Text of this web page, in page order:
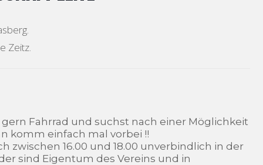
Zeitz.
Fahrrad und suchst nach einer Möglichkeit
komm einfach mal vorbei !!
zwischen 16.00 und 18.00 unverbindlich in der
sind Eigentum des Vereins und in